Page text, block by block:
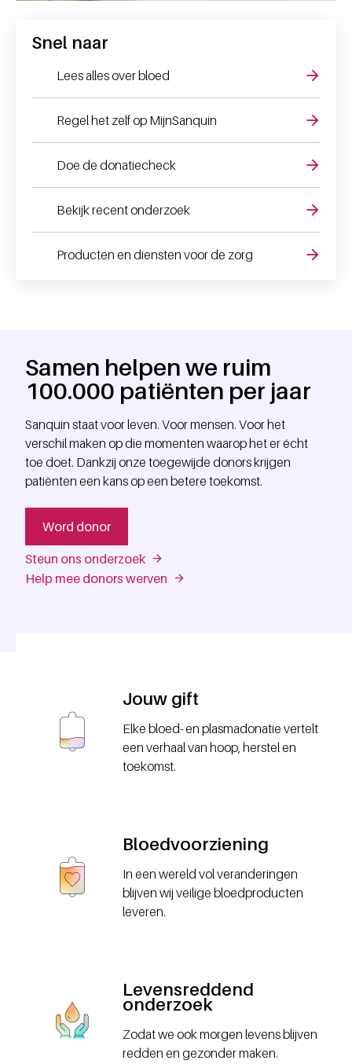
Snel naar
Lees alles over bloed
Regel het zelf op MijnSanquin
Doe de donatiecheck
Bekijk recent onderzoek
Producten en diensten voor de zorg
Samen helpen we ruim
100.000 patiënten per jaar
Sanquin staat voor leven. Voor mensen. Voor het
verschil maken op die momenten waarop het er écht
toe doet. Dankzij onze toegewijde donors krijgen
patiënten een kans op een betere toekomst.
Word donor
Steun ons onderzoek
Help mee donors werven
Jouw gift
Elke bloed- en plasmadonatie vertelt
een verhaal van hoop, herstel en
toekomst.
Bloedvoorziening
In een wereld vol veranderingen
blijven wij veilige bloedproducten
leveren.
Levensreddend
onderzoek
Zodat we ook morgen levens blijven
redden en gezonder maken.